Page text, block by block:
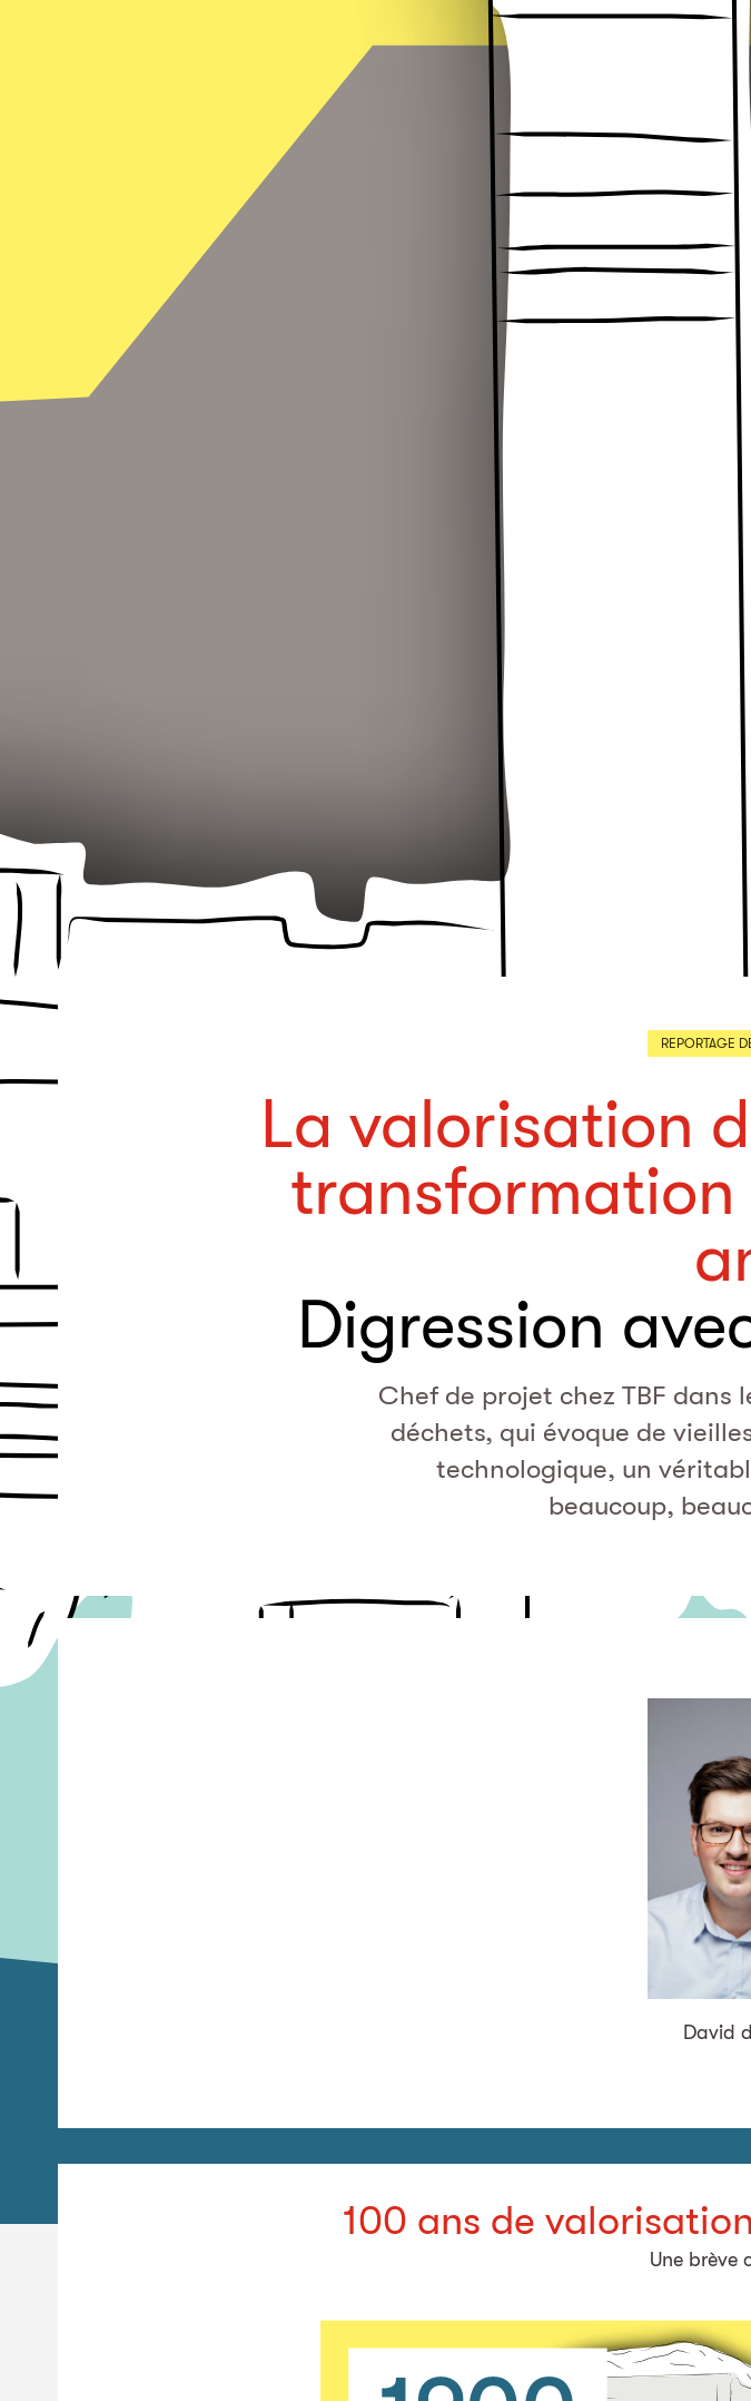
REPORTAGE
La valorisation
transformation
Digression
Chef de projet chez TBF dans
déchets, qui évoque de
technologique, un
beaucoup,
David
100 ans de
Une brève